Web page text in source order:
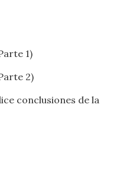
1)
2)
conclusiones de la